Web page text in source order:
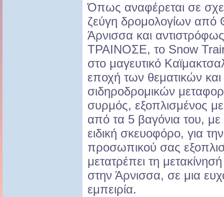
Όπως αναφέρεται σε
ζεύγη δρομολογίων από
Άρνισσα και
ΤΡΑΙΝΟΣΕ, το Snow
στο μαγευτικό
εποχή των θεματικών
σιδηροδρομικών
συρμός, εξοπλισμένος
από τα 5 βαγόνια του,
ειδική σκευοφόρο, για
προσωπικού σας
μετατρέπει τη
στην Άρνισσα, σε μια
εμπειρία.